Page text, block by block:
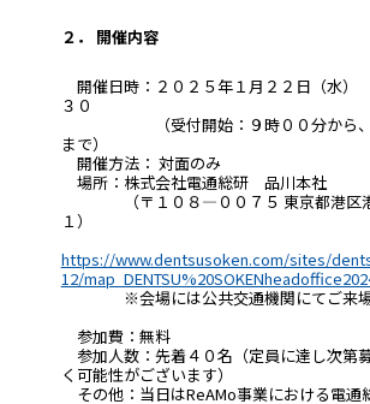
２． 開催内容
開催日時：２０２５年１月２２日（水）
３０
（受付開始：９時００分から、最
まで）
開催方法： 対面のみ
場所：株式会社電通総研 品川本社
（〒１０８―００７５ 東京都港区港
１）
https://www.dentsusoken.com/sites/
12/
※会場には公共交通機関にてご来場
参加費：無料
参加人数：先着４０名（定員に達し次第
く可能性がございます）
その他：当日はReAMo事業における電通